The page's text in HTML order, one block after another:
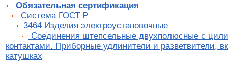
Обязательная сертификация
Cистема ГОСТ Р
3464 Изделия электроустановочные
Соединения штепсельные двухполюсные с
контактами. Приборные удлинители и разветвители,
катушках